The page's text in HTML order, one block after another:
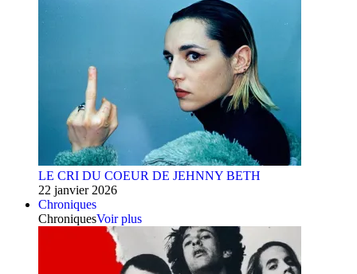
LE CRI DU COEUR DE JEHNNY BETH
22 janvier 2026
Chroniques
ChroniquesVoir plus